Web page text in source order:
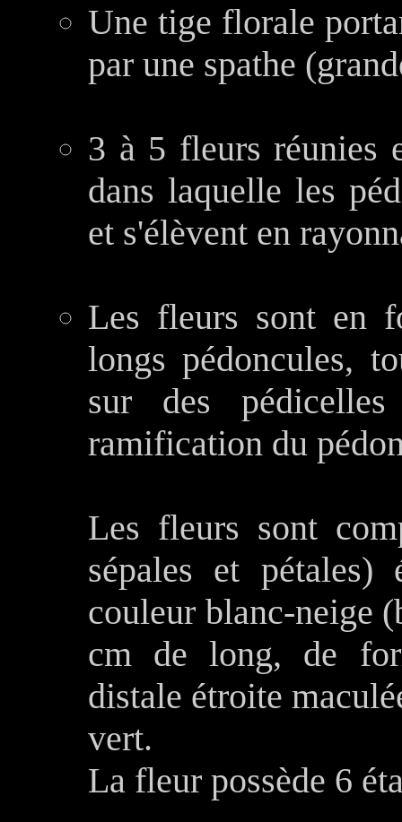
Une tige florale
par une spathe
3 à 5 fleurs réunies
dans laquelle les
et s'élèvent en
Les fleurs sont en
longs pédoncules,
sur des
ramification du
Les fleurs sont
sépales et pétales)
couleur blanc-neige
cm de long, de
distale étroite
vert.
La fleur possède 6